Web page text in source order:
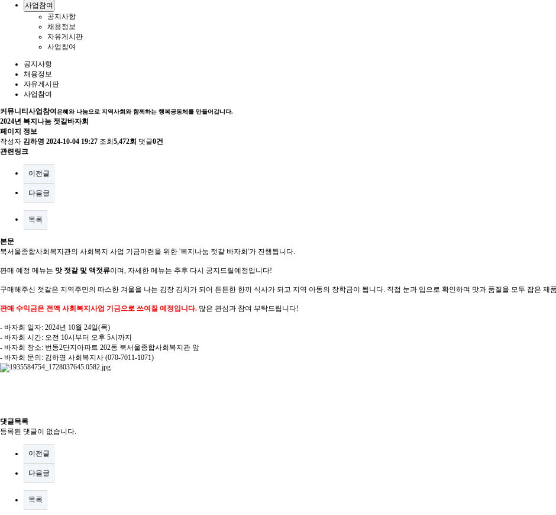
사업참여
공지사항
채용정보
자유게시판
사업참여
공지사항
채용정보
자유게시판
사업참여
커뮤니티 사업참여은혜와 나눔으로 지역사회와 함께하는 행복공동체를 만들어갑니다.
2024년 복지나눔 젓갈바자회
페이지 정보
작성자 김하영 2024-10-04 19:27 조회 5,472회 댓글0건
관련링크
이전글
다음글
목록
본문
북서울종합사회복지관의 사회복지 사업 기금마련을 위한 '복지나눔 젓갈 바자회'가 진행됩니다.
판매 예정 메뉴는 맛 젓갈 및 액젓류이며, 자세한 메뉴는 추후 다시 공지드릴예정입니다!
구매해주신 젓갈은 지역주민의 따스한 겨울을 나는 김장 김치가 되어 든든한 한끼 식사가 되고 지역 아동의 장학금이 됩니다. 직접 눈과 입으로 확인하며 맛과 품질을 모두 잡은
판매 수익금은 전액 사회복지사업 기금으로 쓰여질 예정입니다. 많은 관심과 참여 부탁드립니다!
- 바자회 일자: 2024년 10월 24일(목)
- 바자회 시간: 오전 10시부터 오후 5시까지
- 바자회 장소: 번동2단지아파트 202동 북서울종합사회복지관 앞
- 바자회 문의: 김하영 사회복지사 (070-7011-1071)
댓글목록
등록된 댓글이 없습니다.
이전글
다음글
목록